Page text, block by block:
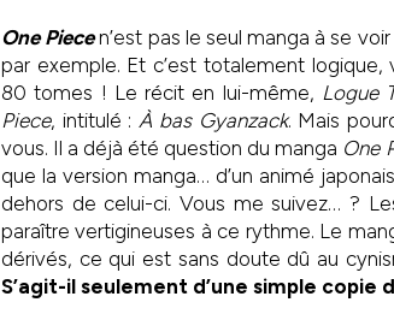
One Piece n’est pas le seul manga à se
par exemple. Et c’est totalement
80 tomes ! Le récit en lui-même, Logue
Piece, intitulé : À bas Gyanzack. Mais
vous. Il a déjà été question du manga One
que la version manga… d’un animé
dehors de celui-ci. Vous me suivez… ?
paraître vertigineuses à ce rythme. Le
dérivés, ce qui est sans doute dû au
S’agit-il seulement d’une simple copie